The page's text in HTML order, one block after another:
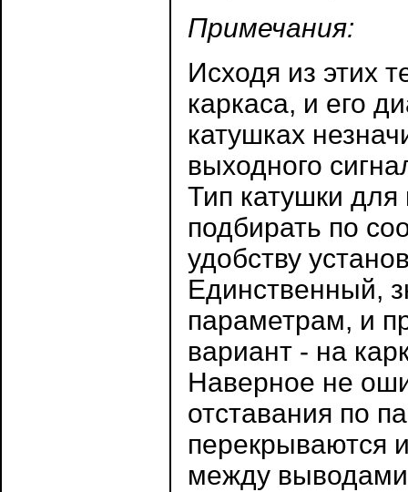
Примечания:
Исходя из этих
каркаса, и его
катушках
выходного
Тип катушки
подбирать по
удобству
Единственный,
параметрам, и
вариант - на
Наверное не
отставания по
перекрываются
между